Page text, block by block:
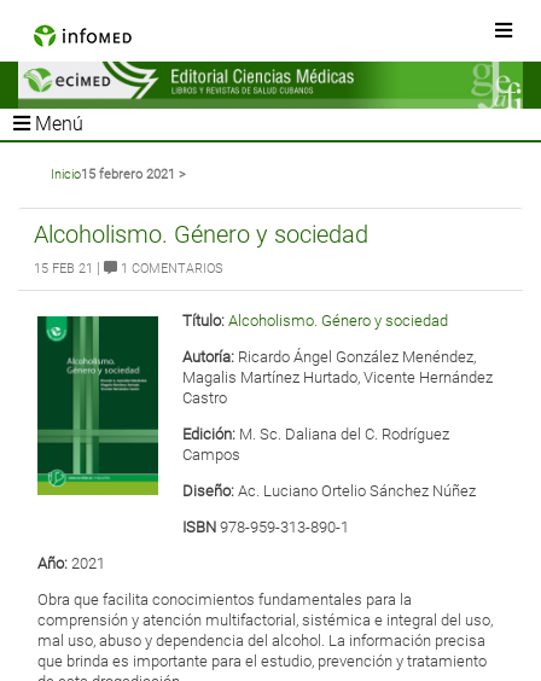
Menú
Inicio15 febrero 2021 >
Alcoholismo. Género y sociedad
15 FEB 21 | 1 COMENTARIOS
Título: Alcoholismo. Género y sociedad
Autoría: Ricardo Ángel González Menéndez,
Magalis Martínez Hurtado, Vicente Hernández
Castro
Edición: M. Sc. Daliana del C. Rodríguez
Campos
Diseño:Ac. Luciano Ortelio Sánchez Núñez
ISBN978-959-313-890-1
Año:2021
Obra que facilita conocimientos fundamentales para la
comprensión y atención multifactorial, sistémica e integral del uso,
mal uso, abuso y dependencia del alcohol. La información precisa
que brinda es importante para el estudio, prevención y tratamiento